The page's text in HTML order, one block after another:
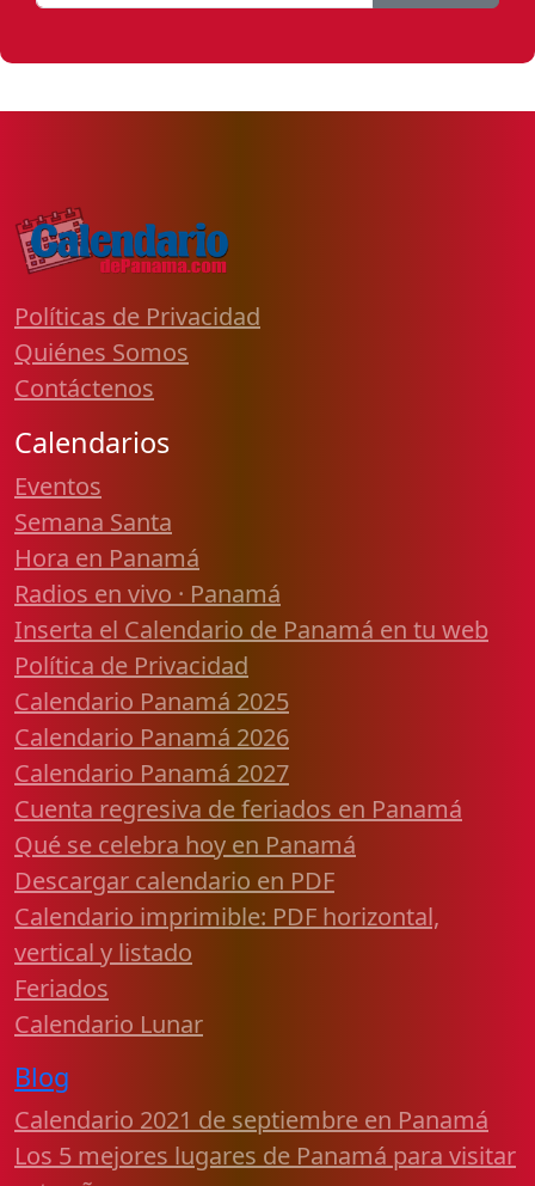
Políticas de Privacidad
Quiénes Somos
Contáctenos
Calendarios
Eventos
Semana Santa
Hora en Panamá
Radios en vivo · Panamá
Inserta el Calendario de Panamá en tu web
Política de Privacidad
Calendario Panamá 2025
Calendario Panamá 2026
Calendario Panamá 2027
Cuenta regresiva de feriados en Panamá
Qué se celebra hoy en Panamá
Descargar calendario en PDF
Calendario imprimible: PDF horizontal,
vertical y listado
Feriados
Calendario Lunar
Blog
Calendario 2021 de septiembre en Panamá
Los 5 mejores lugares de Panamá para visitar